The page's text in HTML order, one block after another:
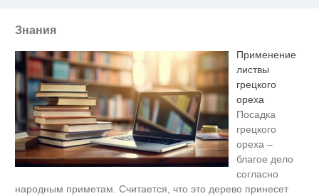
Знания
Применение
листвы
грецкого
ореха
Посадка
грецкого
ореха –
благое дело
согласно
народным приметам. Считается, что это дерево принесет
вы будете в шоке от увиденного